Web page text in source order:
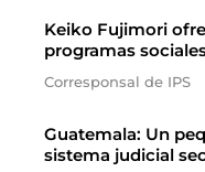
Keiko Fujimori
programas
Corresponsal de IPS
Guatemala: Un
sistema judicial